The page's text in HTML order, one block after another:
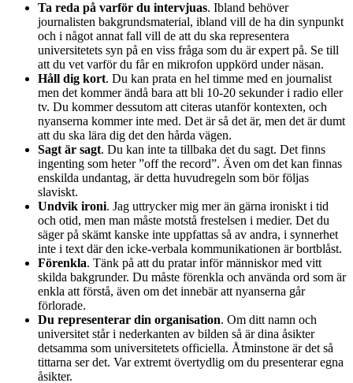
Ta reda på varför du intervjuas. Ibland behöver
journalisten bakgrundsmaterial, ibland vill de ha din synpunkt
och i något annat fall vill de att du ska representera
universitetets syn på en viss fråga som du är expert på. Se till
att du vet varför du får en mikrofon uppkörd under näsan.
Håll dig kort. Du kan prata en hel timme med en journalist
men det kommer ändå bara att bli 10-20 sekunder i radio eller
tv. Du kommer dessutom att citeras utanför kontexten, och
nyanserna kommer inte med. Det är så det är, men det är dumt
att du ska lära dig det den hårda vägen.
Sagt är sagt. Du kan inte ta tillbaka det du sagt. Det finns
ingenting som heter ”off the record”. Även om det kan finnas
enskilda undantag, är detta huvudregeln som bör följas
slaviskt.
Undvik ironi. Jag uttrycker mig mer än gärna ironiskt i tid
och otid, men man måste motstå frestelsen i medier. Det du
säger på skämt kanske inte uppfattas så av andra, i synnerhet
inte i text där den icke-verbala kommunikationen är bortblåst.
Förenkla. Tänk på att du pratar inför människor med vitt
skilda bakgrunder. Du måste förenkla och använda ord som är
enkla att förstå, även om det innebär att nyanserna går
förlorade.
Du representerar din organisation. Om ditt namn och
universitet står i nederkanten av bilden så är dina åsikter
detsamma som universitetets officiella. Åtminstone är det så
tittarna ser det. Var extremt övertydlig om du presenterar egna
åsikter.